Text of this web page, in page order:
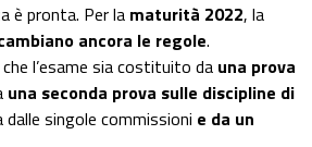
è pronta. Per la maturità 2022, la
ancora le regole.
l’esame sia costituito da una prova
una seconda prova sulle discipline di
singole commissioni e da un